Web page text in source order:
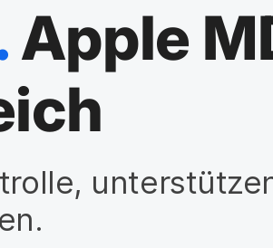
Apple